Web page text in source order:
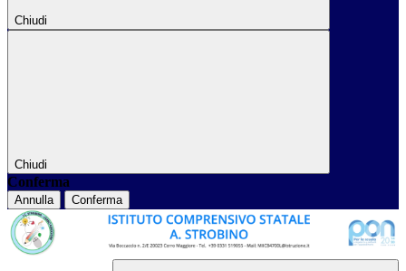
Chiudi
Chiudi
Conferma
Annulla Conferma